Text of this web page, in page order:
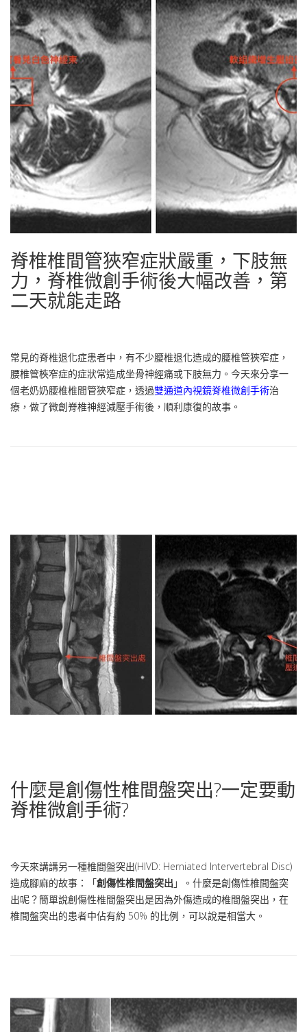
脊椎椎間管狹窄症狀嚴重，下肢無
力，脊椎微創手術後大幅改善，第
二天就能走路
常見的脊椎退化症患者中，有不少腰椎退化造成的腰椎管狹窄症，
腰椎管梜窄症的症狀常造成坐骨神經痛或下肢無力。今天來分享一
個老奶奶腰椎椎間管狹窄症，透過雙通道內視鏡脊椎微創手術治
療，做了微創脊椎神經減壓手術後，順利康復的故事。
什麼是創傷性椎間盤突出?一定要動
脊椎微創手術?
今天來講講另一種椎間盤突出(HIVD: Herniated Intervertebral Disc)
造成腳麻的故事：「創傷性椎間盤突出 」。什麼是創傷性椎間盤突
出呢？簡單說創傷性椎間盤突出是因為外傷造成的椎間盤突出，在
椎間盤突出的患者中佔有約 50% 的比例，可以說是相當大。